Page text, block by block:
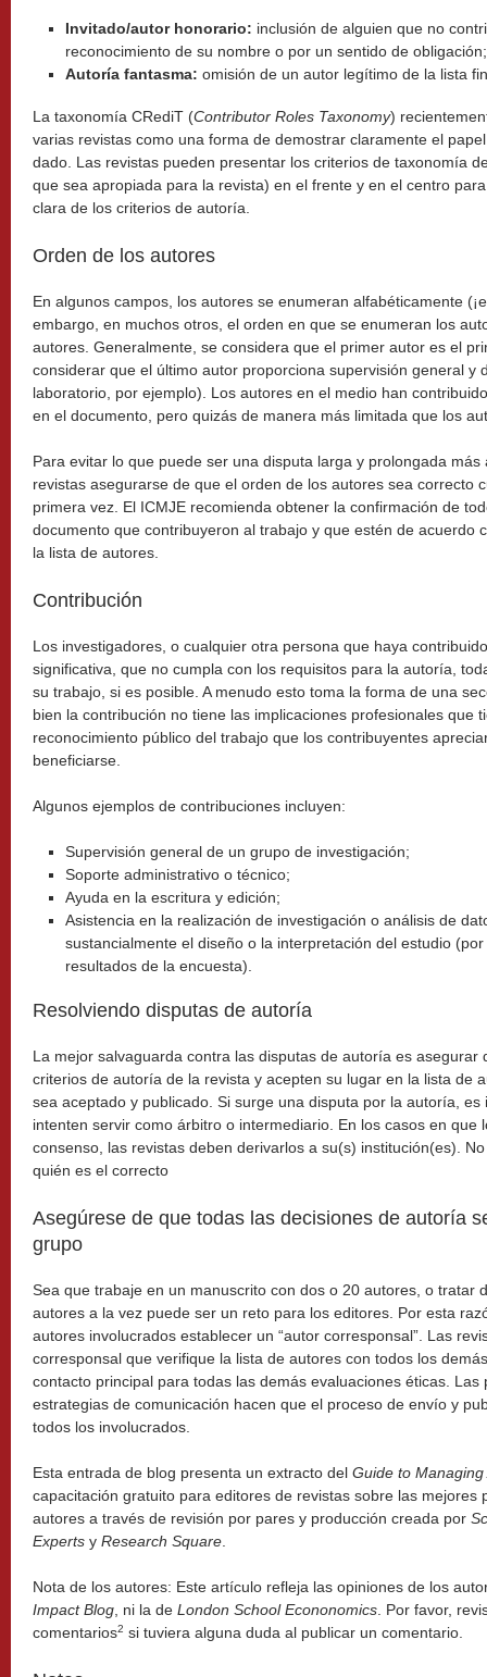
Invitado/autor honorario: inclusión de alguien que no
reconocimiento de su nombre o por un sentido de obligación;
Autoría fantasma: omisión de un autor legítimo de la lista
La taxonomía CRediT (Contributor Roles Taxonomy)
varias revistas como una forma de demostrar claramente el
dado. Las revistas pueden presentar los criterios de taxonomía
que sea apropiada para la revista) en el frente y en el centro
clara de los criterios de autoría.
Orden de los autores
En algunos campos, los autores se enumeran alfabéticamente
embargo, en muchos otros, el orden en que se enumeran los
autores. Generalmente, se considera que el primer autor es el
considerar que el último autor proporciona supervisión general y
laboratorio, por ejemplo). Los autores en el medio han
en el documento, pero quizás de manera más limitada que los
Para evitar lo que puede ser una disputa larga y prolongada
revistas asegurarse de que el orden de los autores sea correcto
primera vez. El ICMJE recomienda obtener la confirmación de
documento que contribuyeron al trabajo y que estén de acuerdo
la lista de autores.
Contribución
Los investigadores, o cualquier otra persona que haya
significativa, que no cumpla con los requisitos para la autoría,
su trabajo, si es posible. A menudo esto toma la forma de una
bien la contribución no tiene las implicaciones profesionales que
reconocimiento público del trabajo que los contribuyentes
beneficiarse.
Algunos ejemplos de contribuciones incluyen:
Supervisión general de un grupo de investigación;
Soporte administrativo o técnico;
Ayuda en la escritura y edición;
Asistencia en la realización de investigación o análisis de
sustancialmente el diseño o la interpretación del estudio
resultados de la encuesta).
Resolviendo disputas de autoría
La mejor salvaguarda contra las disputas de autoría es asegurar
criterios de autoría de la revista y acepten su lugar en la lista de
sea aceptado y publicado. Si surge una disputa por la autoría,
intenten servir como árbitro o intermediario. En los casos en que
consenso, las revistas deben derivarlos a su(s) institución(es).
quién es el correcto
Asegúrese de que todas las decisiones de autoría
grupo
Sea que trabaje en un manuscrito con dos o 20 autores, o tratar
autores a la vez puede ser un reto para los editores. Por esta
autores involucrados establecer un “autor corresponsal”. Las
corresponsal que verifique la lista de autores con todos los
contacto principal para todas las demás evaluaciones éticas.
estrategias de comunicación hacen que el proceso de envío y
todos los involucrados.
Esta entrada de blog presenta un extracto del Guide to Managing
capacitación gratuito para editores de revistas sobre las mejores
autores a través de revisión por pares y producción creada por
Experts y Research Square
Nota de los autores: Este artículo refleja las opiniones de los
Impact Blog , ni la de London School Econonomics . Por favor,
comentarios2 si tuviera alguna duda al publicar un comentario.